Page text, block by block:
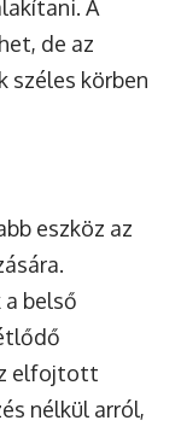
A
de az
széles körben
eszköz az
belső
elfojtott
nélkül arról,